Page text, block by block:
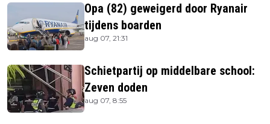
Opa (82) geweigerd door Ryanair
tijdens boarden
aug 07, 21:31
Schietpartij op middelbare school:
Zeven doden
aug 07, 8:55